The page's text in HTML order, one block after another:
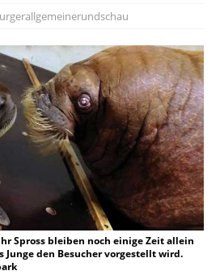
Spross bleiben noch einige Zeit allein
Junge den Besucher vorgestellt wird.